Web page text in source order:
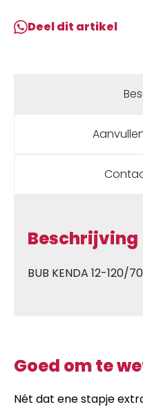
K413
4PR
Deel dit artikel
Beschrijving
BUB KENDA 12-120/
Goed om te
Nét dat ene stapje